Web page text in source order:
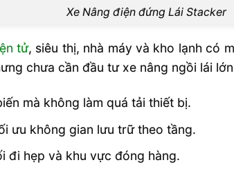
Xe Nâng điện đứng Lái Stacker
tử, siêu thị, nhà máy và kho lạnh có
chưa cần đầu tư xe nâng ngồi lái
mà không làm quá tải thiết bị.
ưu không gian lưu trữ theo tầng.
đi hẹp và khu vực đóng hàng.